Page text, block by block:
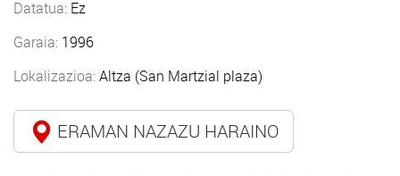
Datatua: Ez
Garaia: 1996
Lokalizazioa:Altza (San Martzial plaza)
ERAMAN NAZAZU HARAINO